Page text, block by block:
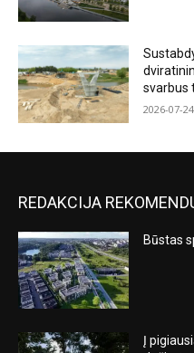
svarbus
2026-07-24
REDAKCIJA
Būstas
Į